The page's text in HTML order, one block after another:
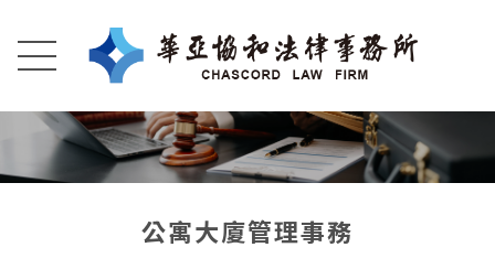
公寓大廈管理事務